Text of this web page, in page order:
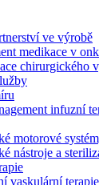
Navštivte
produktovým
Braun. ​Kontaktujte
ve výrobě
medikace v
chirurgického
infuzní
motorové
nástroje a
vaskulární terapie